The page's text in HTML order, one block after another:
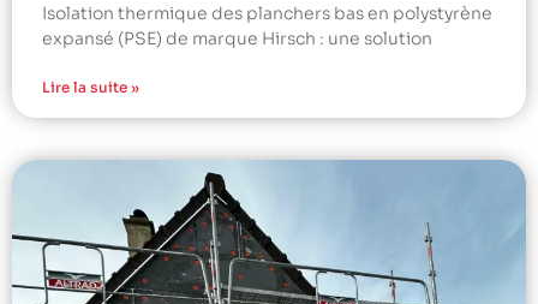
Isolation thermique des planchers bas en polystyrène
expansé (PSE) de marque Hirsch : une solution
Lire la suite »